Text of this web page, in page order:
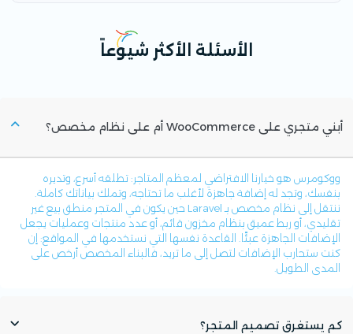
الأسئلة الأكثر شيوعاً
أبني متجري على WooCommerce أم على نظام مخصص؟
ووكومرس هو خيارنا الافتراضي لمعظم المتاجر: تطلقه أسرع، وتديره
بنفسك، وتجد له إضافة جاهزة لأغلب ما تحتاجه، وتملك بياناتك كاملة.
ننتقل إلى نظام مخصص بـ Laravel حين يكون في المتجر منطق بيع غير
تقليدي، أو ربط عميق بنظام مخزون قائم، أو عدد منتجات وعمليات يجعل
الإضافات الجاهزة عبئًا. القاعدة نفسها التي نستخدمها في المواقع: إن
كنت ستحارب الإضافات لتصل إلى ما تريد، فالبناء المخصص أرخص على
المدى الطويل.
كم يستغرق تصميم المتجر؟